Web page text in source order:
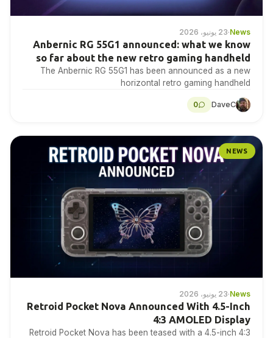
News
·23 يونيو، 2026
Anbernic RG 55G1 announced: what we know
so far about the new retro gaming handheld
The Anbernic RG 55G1 has been announced as a new
horizontal retro gaming handheld
DaveC
0
NEWS
News
·23 يونيو، 2026
Retroid Pocket Nova Announced With 4.5-Inch
4:3 AMOLED Display
Retroid Pocket Nova has been teased with a 4.5-inch 4:3